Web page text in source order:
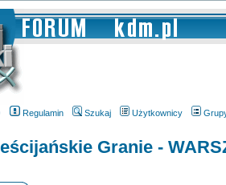
Regulamin Szukaj Użytkownicy
Granie -